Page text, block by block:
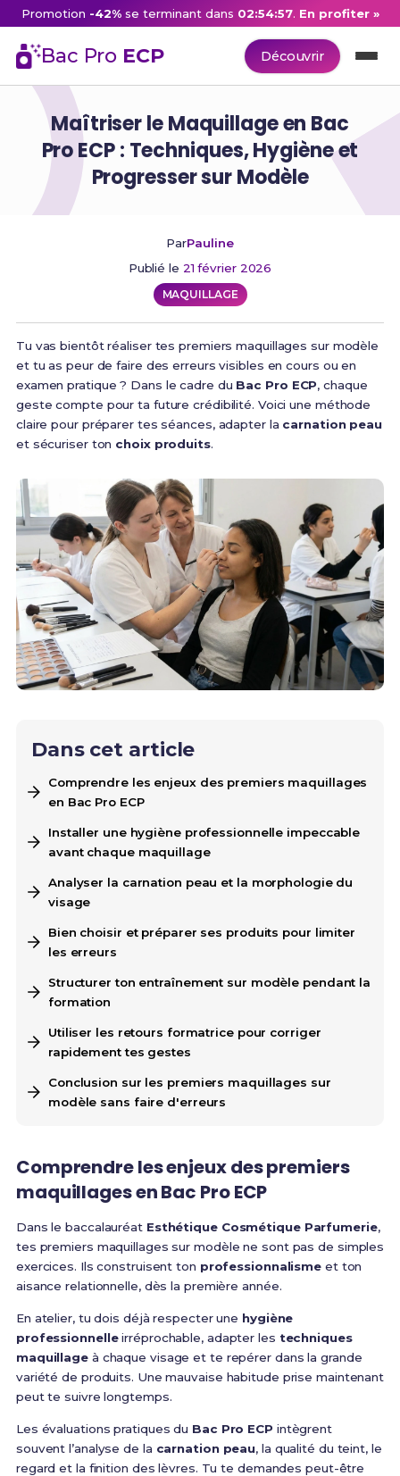
Promotion -42%se terminant dans 02:54:56. En profiter »
Bac Pro ECP Découvrir
Maîtriser le Maquillage en Bac
Pro ECP : Techniques, Hygiène et
Progresser sur Modèle
ParPauline
Publié le 21 février 2026
MAQUILLAGE
Tu vas bientôt réaliser tes premiers maquillages sur modèle
et tu as peur de faire des erreurs visibles en cours ou en
examen pratique ? Dans le cadre du Bac Pro ECP, chaque
geste compte pour ta future crédibilité. Voici une méthode
claire pour préparer tes séances, adapter la carnation peau
et sécuriser ton choix produits.
Dans cet article
Comprendre les enjeux des premiers maquillages
en Bac Pro ECP
Installer une hygiène professionnelle impeccable
avant chaque maquillage
Analyser la carnation peau et la morphologie du
visage
Bien choisir et préparer ses produits pour limiter
les erreurs
Structurer ton entraînement sur modèle pendant la
formation
Utiliser les retours formatrice pour corriger
rapidement tes gestes
Conclusion sur les premiers maquillages sur
modèle sans faire d'erreurs
Comprendre les enjeux des premiers
maquillages en Bac Pro ECP
Dans le baccalauréat Esthétique Cosmétique Parfumerie,
tes premiers maquillages sur modèle ne sont pas de simples
exercices. Ils construisent ton professionnalisme et ton
aisance relationnelle, dès la première année.
En atelier, tu dois déjà respecter une hygiène
professionnelleirréprochable, adapter les techniques
maquillageà chaque visage et te repérer dans la grande
variété de produits. Une mauvaise habitude prise maintenant
peut te suivre longtemps.
Les évaluations pratiques du Bac Pro ECP intègrent
souvent l’analyse de la carnation peau, la qualité du teint, le
regard et la finition des lèvres. Tu te demandes peut-être